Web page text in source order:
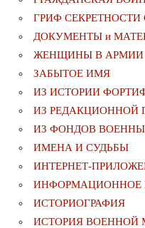
ГРИФ СЕКРЕТНОСТИ
ДОКУМЕНТЫ и
ЖЕНЩИНЫ В АРМИИ
ЗАБЫТОЕ ИМЯ
ИЗ ИСТОРИИ
ИЗ РЕДАКЦИОННОЙ
ИЗ ФОНДОВ
ИМЕНА И СУДЬБЫ
ИНТЕРНЕТ-
ИНФОРМАЦИОННОЕ
ИСТОРИОГРАФИЯ
ИСТОРИЯ ВОЕННОЙ